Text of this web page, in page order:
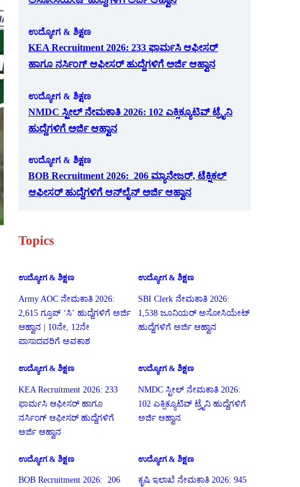
ಉದ್ಯೋಗ & ಶಿಕ್ಷಣ
KEA Recruitment 2026: 233 ಫಾರ್ಮಸಿ ಆಫೀಸರ್
ಹಾಗೂ ನರ್ಸಿಂಗ್ ಆಫೀಸರ್ ಹುದ್ದೆಗಳಿಗೆ ಅರ್ಜಿ ಆಹ್ವಾನ
ಉದ್ಯೋಗ & ಶಿಕ್ಷಣ
NMDC ಸ್ಟೀಲ್ ನೇಮಕಾತಿ 2026: 102 ಎಕ್ಸಿಕ್ಯೂಟಿವ್ ಟ್ರೈನಿ
ಹುದ್ದೆಗಳಿಗೆ ಅರ್ಜಿ ಆಹ್ವಾನ
ಉದ್ಯೋಗ & ಶಿಕ್ಷಣ
BOB Recruitment 2026: 206 ಮ್ಯಾನೇಜರ್, ಟೆಕ್ನಿಕಲ್
ಆಫೀಸರ್ ಹುದ್ದೆಗಳಿಗೆ ಆನ್‌ಲೈನ್ ಅರ್ಜಿ ಆಹ್ವಾನ
Topics
ಉದ್ಯೋಗ & ಶಿಕ್ಷಣ
Army AOC ನೇಮಕಾತಿ 2026:
2,615 ಗ್ರೂಪ್ ‘ಸಿ’ ಹುದ್ದೆಗಳಿಗೆ ಅರ್ಜಿ
ಆಹ್ವಾನ | 10ನೇ, 12ನೇ
ಪಾಸಾದವರಿಗೆ ಅವಕಾಶ
ಉದ್ಯೋಗ & ಶಿಕ್ಷಣ
SBI Clerk ನೇಮಕಾತಿ 2026:
1,538 ಜೂನಿಯರ್ ಅಸೋಸಿಯೇಟ್
ಹುದ್ದೆಗಳಿಗೆ ಅರ್ಜಿ ಆಹ್ವಾನ
ಉದ್ಯೋಗ & ಶಿಕ್ಷಣ
KEA Recruitment 2026: 233
ಫಾರ್ಮಸಿ ಆಫೀಸರ್ ಹಾಗೂ
ನರ್ಸಿಂಗ್ ಆಫೀಸರ್ ಹುದ್ದೆಗಳಿಗೆ
ಅರ್ಜಿ ಆಹ್ವಾನ
ಉದ್ಯೋಗ & ಶಿಕ್ಷಣ
NMDC ಸ್ಟೀಲ್ ನೇಮಕಾತಿ 2026:
102 ಎಕ್ಸಿಕ್ಯೂಟಿವ್ ಟ್ರೈನಿ ಹುದ್ದೆಗಳಿಗೆ
ಅರ್ಜಿ ಆಹ್ವಾನ
ಉದ್ಯೋಗ & ಶಿಕ್ಷಣ
BOB Recruitment 2026: 206
ಉದ್ಯೋಗ & ಶಿಕ್ಷಣ
ಕೃಷಿ ಇಲಾಖೆ ನೇಮಕಾತಿ 2026: 945